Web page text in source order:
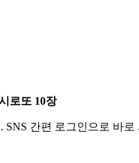
로또 10장
SNS 간편 로그인으로 바로